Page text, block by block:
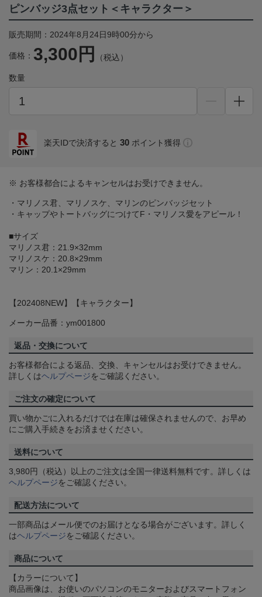
ピンバッジ3点セット＜キャラクター＞
販売期間：2024年8月24日9時00分から
価格： 3,300円 （税込）
数量
楽天IDで決済すると 30 ポイント獲得
※ お客様都合によるキャンセルはお受けできません。
・マリノス君、マリノスケ、マリンのピンバッジセット
・キャップやトートバッグにつけてF・マリノス愛をアピール！
■サイズ
マリノス君：21.9×32mm
マリノスケ：20.8×29mm
マリン：20.1×29mm
【202408NEW】【キャラクター】
メーカー品番：ym001800
返品・交換について
お客様都合による返品、交換、キャンセルはお受けできません。
詳しくはヘルプページをご確認ください。
ご注文の確定について
買い物かごに入れるだけでは在庫は確保されませんので、お早め
にご購入手続きをお済ませください。
送料について
3,980円（税込）以上のご注文は全国一律送料無料です。詳しくは
ヘルプページをご確認ください。
配送方法について
一部商品はメール便でのお届けとなる場合がございます。詳しく
はヘルプページをご確認ください。
商品について
【カラーについて】
商品画像は、お使いのパソコンのモニターおよびスマートフォン